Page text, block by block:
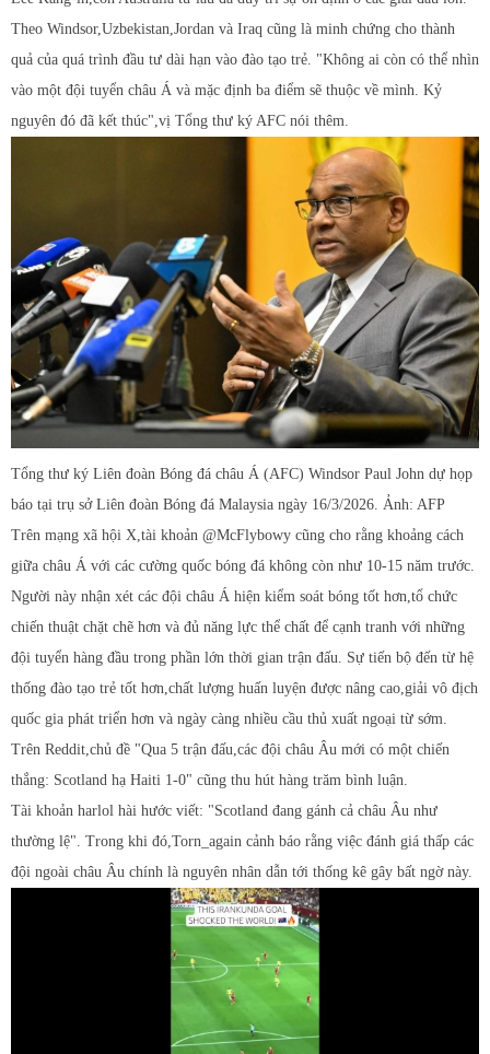
Theo Windsor,Uzbekistan,Jordan và Iraq cũng là minh chứng cho thành
quả của quá trình đầu tư dài hạn vào đào tạo trẻ. "Không ai còn có thể nhìn
vào một đội tuyển châu Á và mặc định ba điểm sẽ thuộc về mình. Kỷ
nguyên đó đã kết thúc",vị Tổng thư ký AFC nói thêm.
Tổng thư ký Liên đoàn Bóng đá châu Á (AFC) Windsor Paul John dự họp
báo tại trụ sở Liên đoàn Bóng đá Malaysia ngày 16/3/2026. Ảnh: AFP
Trên mạng xã hội X,tài khoản @McFlybowy cũng cho rằng khoảng cách
giữa châu Á với các cường quốc bóng đá không còn như 10-15 năm trước.
Người này nhận xét các đội châu Á hiện kiểm soát bóng tốt hơn,tổ chức
chiến thuật chặt chẽ hơn và đủ năng lực thể chất để cạnh tranh với những
đội tuyển hàng đầu trong phần lớn thời gian trận đấu. Sự tiến bộ đến từ hệ
thống đào tạo trẻ tốt hơn,chất lượng huấn luyện được nâng cao,giải vô địch
quốc gia phát triển hơn và ngày càng nhiều cầu thủ xuất ngoại từ sớm.
Trên Reddit,chủ đề "Qua 5 trận đấu,các đội châu Âu mới có một chiến
thắng: Scotland hạ Haiti 1-0" cũng thu hút hàng trăm bình luận.
Tài khoản harlol hài hước viết: "Scotland đang gánh cả châu Âu như
thường lệ". Trong khi đó,Torn_again cảnh báo rằng việc đánh giá thấp các
đội ngoài châu Âu chính là nguyên nhân dẫn tới thống kê gây bất ngờ này.